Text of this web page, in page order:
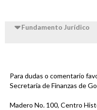
Fundamento Jurídico
Para dudas o comentario
Secretaría de Finanzas de
Madero No. 100, Centro